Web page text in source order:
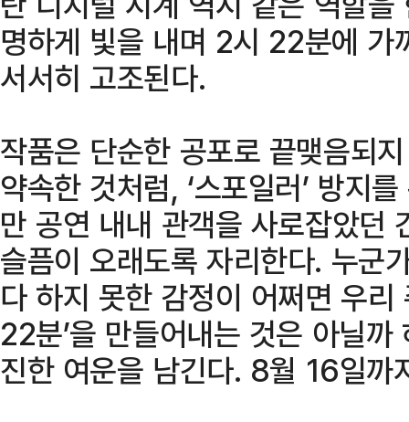
명하게 빛을 내며 2시 22분에 가
서서히 고조된다.
작품은 단순한 공포로 끝맺음되
약속한 것처럼, ‘스포일러’ 방지
만 공연 내내 관객을 사로잡았던
슬픔이 오래도록 자리한다. 누군
다 하지 못한 감정이 어쩌면 우리
22분’을 만들어내는 것은 아닐
진한 여운을 남긴다. 8월 16일까